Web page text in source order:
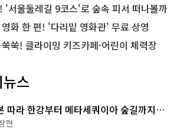
'서울둘레길 9코스'로 숲속 피서 떠나볼까
화 한 편! '다리밑 영화관' 무료 상영
쑥! 클라이밍 키즈카페·어린이 체력장
스
따라 한강부터 메타세쿼이아 숲길까지…
코스
현